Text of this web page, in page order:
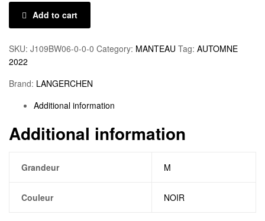
Add to cart
SKU: J109BW06-0-0-0 Category: MANTEAU Tag: AUTOMNE
2022
Brand: LANGERCHEN
Additional information
Additional information
Grandeur M
Couleur NOIR